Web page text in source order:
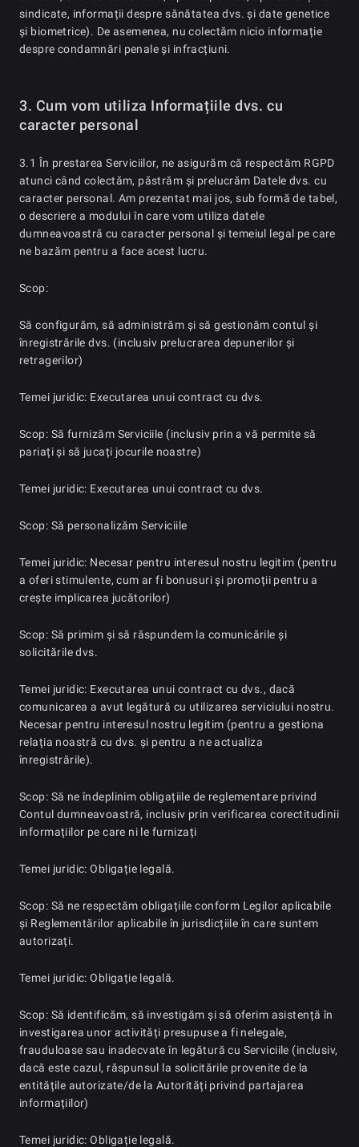
sindicate, informații despre sănătatea dvs. și date genetice
și biometrice). De asemenea, nu colectăm nicio informație
despre condamnări penale și infracțiuni.
3. Cum vom utiliza Informațiile dvs. cu
caracter personal
3.1 În prestarea Serviciilor, ne asigurăm că respectăm RGPD
atunci când colectăm, păstrăm și prelucrăm Datele dvs. cu
caracter personal. Am prezentat mai jos, sub formă de tabel,
o descriere a modului în care vom utiliza datele
dumneavoastră cu caracter personal și temeiul legal pe care
ne bazăm pentru a face acest lucru.
Scop:
Să configurăm, să administrăm și să gestionăm contul și
înregistrările dvs. (inclusiv prelucrarea depunerilor și
retragerilor)
Temei juridic: Executarea unui contract cu dvs.
Scop: Să furnizăm Serviciile (inclusiv prin a vă permite să
pariați și să jucați jocurile noastre)
Temei juridic: Executarea unui contract cu dvs.
Scop: Să personalizăm Serviciile
Temei juridic: Necesar pentru interesul nostru legitim (pentru
a oferi stimulente, cum ar fi bonusuri și promoții pentru a
crește implicarea jucătorilor)
Scop: Să primim și să răspundem la comunicările și
solicitările dvs.
Temei juridic: Executarea unui contract cu dvs., dacă
comunicarea a avut legătură cu utilizarea serviciului nostru.
Necesar pentru interesul nostru legitim (pentru a gestiona
relația noastră cu dvs. și pentru a ne actualiza
înregistrările).
Scop: Să ne îndeplinim obligațiile de reglementare privind
Contul dumneavoastră, inclusiv prin verificarea corectitudinii
informațiilor pe care ni le furnizați
Temei juridic: Obligație legală.
Scop: Să ne respectăm obligațiile conform Legilor aplicabile
și Reglementărilor aplicabile în jurisdicțiile în care suntem
autorizați.
Temei juridic: Obligație legală.
Scop: Să identificăm, să investigăm și să oferim asistență în
investigarea unor activități presupuse a fi nelegale,
frauduloase sau inadecvate în legătură cu Serviciile (inclusiv,
dacă este cazul, răspunsul la solicitările provenite de la
entitățile autorizate/de la Autorități privind partajarea
informațiilor)
Temei juridic: Obligație legală.